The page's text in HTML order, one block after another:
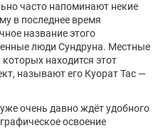
часто напоминают некие
в последнее время
название этого
люди Сундруна. Местные
находится этот
называют его Куорат Тас —
очень давно ждёт удобного
освоение